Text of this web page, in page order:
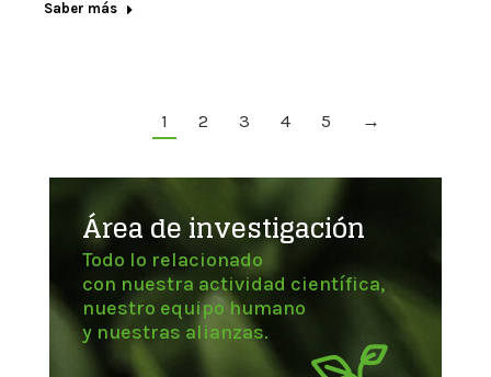
Saber más
1 2 3 4 5 →
Área de investigación
Todo lo relacionado
con nuestra actividad científica,
nuestro equipo humano
y nuestras alianzas.